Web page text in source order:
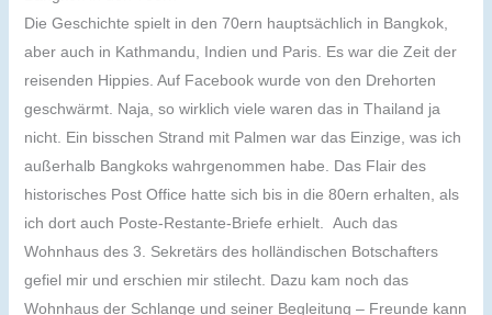
Die Geschichte spielt in den 70ern hauptsächlich in Bangkok,
aber auch in Kathmandu, Indien und Paris. Es war die Zeit der
reisenden Hippies. Auf Facebook wurde von den Drehorten
geschwärmt. Naja, so wirklich viele waren das in Thailand ja
nicht. Ein bisschen Strand mit Palmen war das Einzige, was ich
außerhalb Bangkoks wahrgenommen habe. Das Flair des
historisches Post Office hatte sich bis in die 80ern erhalten, als
ich dort auch Poste-Restante-Briefe erhielt. Auch das
Wohnhaus des 3. Sekretärs des holländischen Botschafters
gefiel mir und erschien mir stilecht. Dazu kam noch das
Wohnhaus der Schlange und seiner Begleitung – Freunde kann